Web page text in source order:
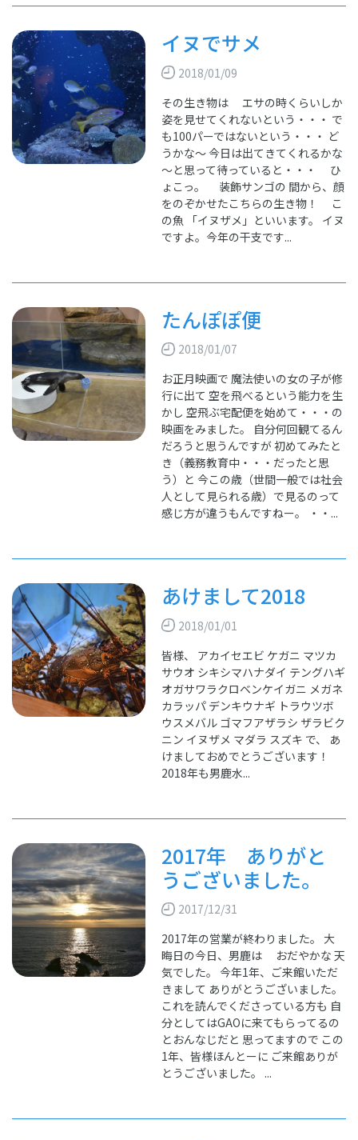
イヌでサメ
2018/01/09
その生き物は エサの時くらいしか
姿を見せてくれないという・・・ で
も100パーではないという・・・ ど
うかな～ 今日は出てきてくれるかな
～と思って待っていると・・・ ひ
ょこっ。 装飾サンゴの 間から、顔
をのぞかせたこちらの生き物！ こ
の魚 「イヌザメ」といいます。 イヌ
ですよ。今年の干支です...
たんぽぽ便
2018/01/07
お正月映画で 魔法使いの女の子が修
行に出て 空を飛べるという能力を生
かし 空飛ぶ宅配便を始めて・・・の
映画をみました。 自分何回観てるん
だろうと思うんですが 初めてみたと
き（義務教育中・・・だったと思
う）と 今この歳（世間一般では社会
人として見られる歳）で見るのって
感じ方が違うもんですねー。 ・・...
あけまして2018
2018/01/01
皆様、 アカイセエビ ケガニ マツカ
サウオ シキシマハナダイ テングハギ
オガサワラクロベンケイガニ メガネ
カラッパ デンキウナギ トラウツボ
ウスメバル ゴマフアザラシ ザラビク
ニン イヌザメ マダラ スズキ で、 あ
けましておめでとうございます！
2018年も男鹿水...
2017年 ありがと
うございました。
2017/12/31
2017年の営業が終わりました。 大
晦日の今日、男鹿は おだやかな 天
気でした。 今年1年、ご来館いただ
きまして ありがとうございました。
これを読んでくださっている方も 自
分としてはGAOに来てもらってるの
とおんなじだと 思ってますので この
1年、皆様ほんとーに ご来館ありが
とうございました。 ...